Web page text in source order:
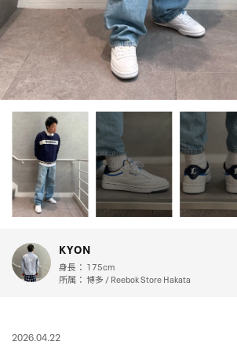
KYON
身長： 175cm
所属： 博多 / Reebok Store Hakata
2026.04.22